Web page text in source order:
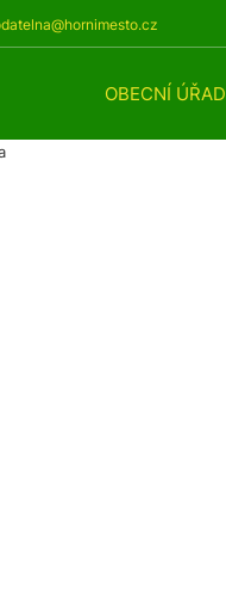
OBECNÍ ÚŘAD